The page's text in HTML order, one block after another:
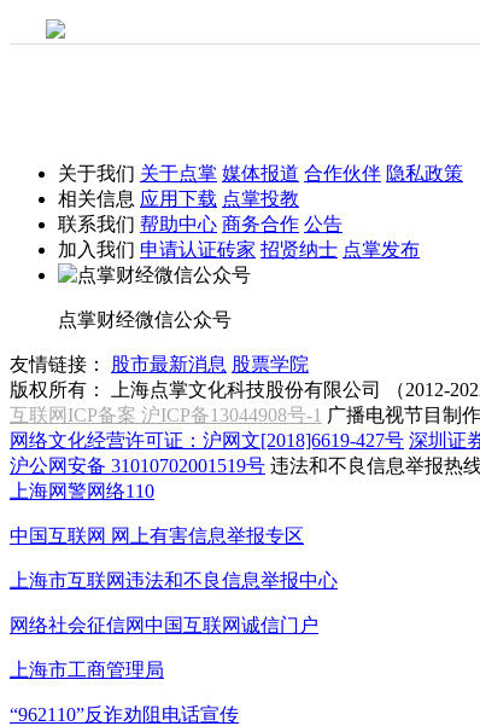
关于我们 关于点掌 媒体报道 合作伙伴 隐私政策
相关信息 应用下载 点掌投教
联系我们 帮助中心 商务合作 公告
加入我们 申请认证砖家 招贤纳士 点掌发布
点掌财经微信公众号
友情链接： 股市最新消息 股票学院
版权所有：
上海点掌文化科技股份有限公司 （2012-
互联网ICP备案 沪ICP备13044908号-1 广播电视节目制
网络文化经营许可证：沪网文[2018]6619-427号 深圳证
沪公网安备 31010702001519号 违法和不良信息举报热
上海网警网络110
中国互联网 网上有害信息举报专区
上海市互联网违法和不良信息举报中心
网络社会征信网中国互联网诚信门户
上海市工商管理局
“962110”反诈劝阻电话宣传